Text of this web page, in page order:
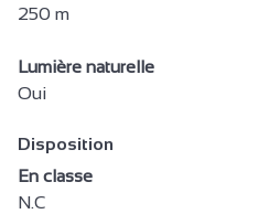
250 m
Lumière naturelle
Oui
Disposition
En classe
N.C